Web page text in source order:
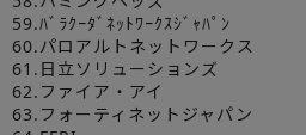
59.ﾊﾞﾗｸｰﾀﾞﾈｯﾄﾜｰｸｽｼﾞｬﾊﾟﾝ
60.パロアルトネットワークス
61.日立ソリューションズ
62.ファイア・アイ
63.フォーティネットジャパン